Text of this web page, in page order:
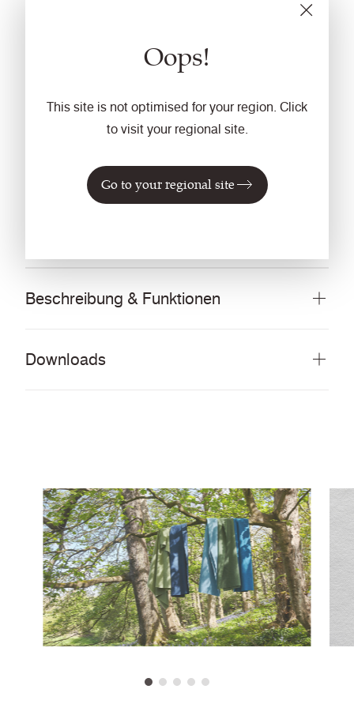
Oops!
This site is not optimised for your region. Click
to visit your regional site.
Go to your regional site
abwischen oder mit einem geeigneten
bitte Chlorbleiche oder Alkohol verwenden. Weitere
Informationen finden Sie in unserem Leitfaden zur
Beschreibung & Funktionen
Downloads
Moodboard PDF
Cleaning & Disinfection Matrix PDF
Möbelfakta brochure PDF
CERTIFICATES
Nach Zertifikat EU Ecolabel PDF
Nach Zertifikat Indoor Advantage™ Gold PDF
Scheuerfestigkeit Zertifikat PDF
EN 1021 - 1 (Zigarettentest) PDF